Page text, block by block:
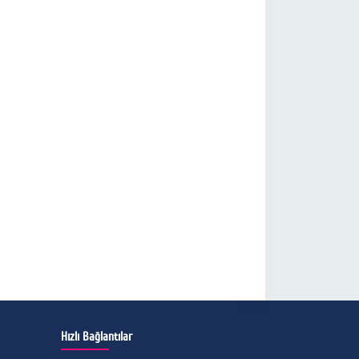
Hızlı Bağlantılar